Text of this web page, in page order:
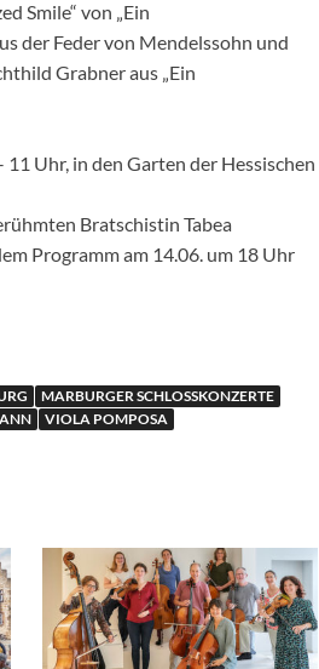
Smile“ von „Ein
der Feder von Mendelssohn und
Grabner aus „Ein
Uhr, in den Garten der Hessischen
Bratschistin Tabea
Programm am 14.06. um 18 Uhr
MARBURGER SCHLOSSKONZERTE
VIOLA POMPOSA